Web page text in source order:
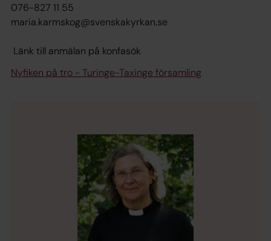
076-827 11 55
maria.karmskog@svenskakyrkan.se
Länk till anmälan på konfasök
Nyfiken på tro - Turinge-Taxinge församling